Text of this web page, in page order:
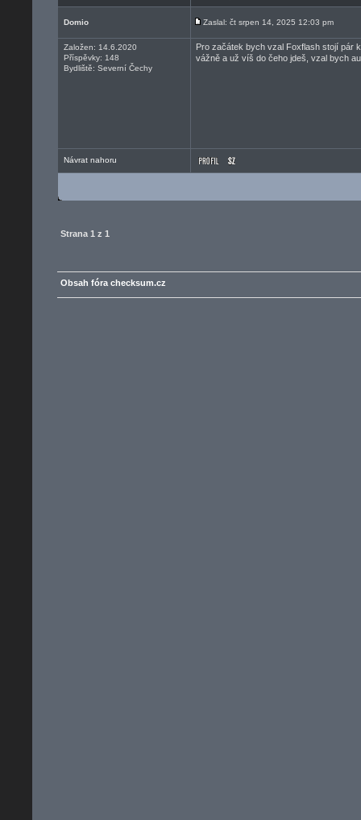
Domio Zaslal: čt srpen 14, 2025 12:03 pm
Založen: 14.6.2020
Příspěvky: 148
Bydliště: Severní Čechy
Pro začátek bych vzal Foxflash stojí pár
vážně a už víš do čeho jdeš, vzal bych
Návrat nahoru
Strana 1 z 1
Obsah fóra checksum.cz